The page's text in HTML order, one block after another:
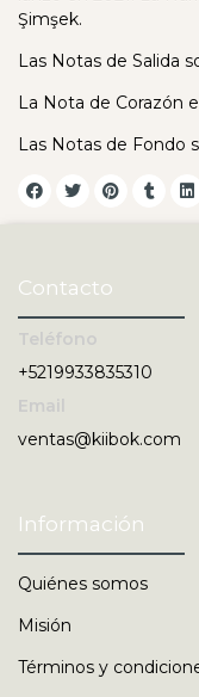
Şimşek.
Las Notas de Salida
La Nota de Corazón
Las Notas de Fondo
Contacto
+5219933835310
ventas@kiibok.com
Información
Quiénes somos
Misión
Términos y